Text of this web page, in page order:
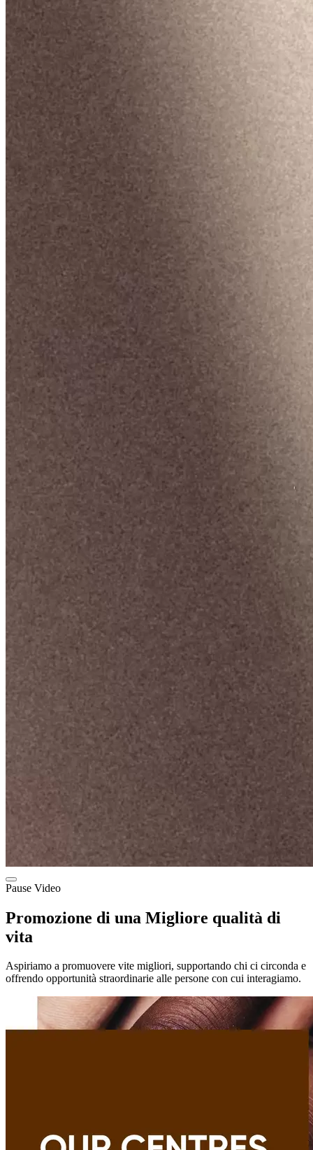
Pause Video
Promozione di una Migliore qualità di
vita
Aspiriamo a promuovere vite migliori, supportando chi ci circonda e
offrendo opportunità straordinarie alle persone con cui interagiamo.